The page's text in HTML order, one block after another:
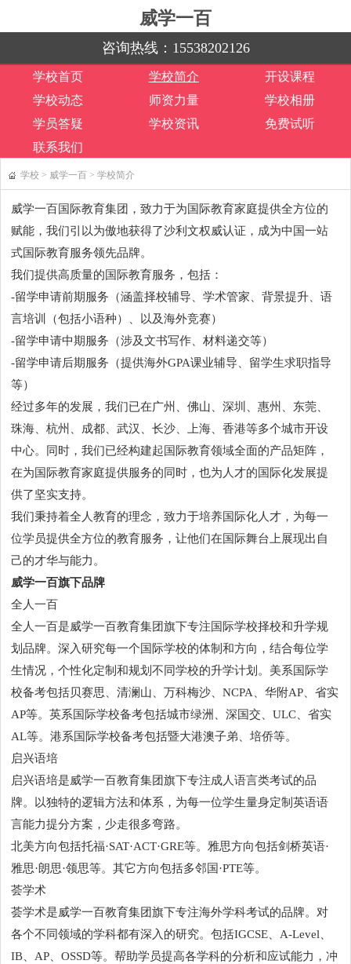
威学一百
咨询热线： 15538202126
学校首页 学校简介
开设课程
学校动态
师资力量
学校相册
学员答疑
学校资讯
免费试听
联系我们
学校 > 威学一百 > 学校简介
威学一百国际教育集团，致力于为国际教育家庭提供全方位的
赋能，我们引以为傲地获得了沙利文权威认证，成为中国一站
式国际教育服务领先品牌。
我们提供高质量的国际教育服务，包括：
-留学申请前期服务（涵盖择校辅导、学术管家、背景提升、语
言培训（包括小语种）、以及海外竞赛）
-留学申请中期服务（涉及文书写作、材料递交等）
-留学申请后期服务（提供海外GPA课业辅导、留学生求职指导
等）
经过多年的发展，我们已在广州、佛山、深圳、惠州、东莞、
珠海、杭州、成都、武汉、长沙、上海、香港等多个城市开设
中心。同时，我们已经构建起国际教育领域全面的产品矩阵，
在为国际教育家庭提供服务的同时，也为人才的国际化发展提
供了坚实支持。
我们秉持着全人教育的理念，致力于培养国际化人才，为每一
位学员提供全方位的教育服务，让他们在国际舞台上展现出自
己的才华与能力。
威学一百旗下品牌
全人一百
全人一百是威学一百教育集团旗下专注国际学校择校和升学规
划品牌。深入研究每一个国际学校的体制和方向，结合每位学
生情况，个性化定制和规划不同学校的升学计划。美系国际学
校备考包括贝赛思、清澜山、万科梅沙、NCPA、华附AP、省实
AP等。英系国际学校备考包括城市绿洲、深国交、ULC、省实
AL等。港系国际学校备考包括暨大港澳子弟、培侨等。
启兴语培
启兴语培是威学一百教育集团旗下专注成人语言类考试的品
牌。以独特的逻辑方法和体系，为每一位学生量身定制英语语
言能力提分方案，少走很多弯路。
北美方向包括托福·SAT·ACT·GRE等。雅思方向包括剑桥英语·
雅思·朗思·领思等。其它方向包括多邻国·PTE等。
荟学术
荟学术是威学一百教育集团旗下专注海外学科考试的品牌。对
各个不同领域的学科都有深入的研究。包括IGCSE、A-Level、
IB、AP、OSSD等。帮助学员提高各学科的分析和应试能力，冲